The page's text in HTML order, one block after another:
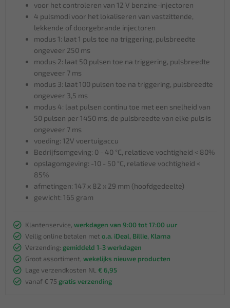
voor het controleren van 12 V benzine-injectoren
4 pulsmodi voor het lokaliseren van vastzittende,
lekkende of doorgebrande injectoren
modus 1: laat 1 puls toe na triggering, pulsbreedte
ongeveer 250 ms
modus 2: laat 50 pulsen toe na triggering, pulsbreedte
ongeveer 7 ms
modus 3: laat 100 pulsen toe na triggering, pulsbreedte
ongeveer 3,5 ms
modus 4: laat pulsen continu toe met een snelheid van
50 pulsen per 1450 ms, de pulsbreedte van elke puls is
ongeveer 7 ms
voeding: 12V voertuigaccu
Bedrijfsomgeving: 0 - 40 °C, relatieve vochtigheid < 80%
opslagomgeving: -10 - 50 °C, relatieve vochtigheid <
85%
afmetingen: 147 x 82 x 29 mm (hoofdgedeelte)
gewicht: 165 gram
Klantenservice, werkdagen van 9:00 tot 17:00 uur
Veilig online betalen met o.a. iDeal, Billie, Klarna
Verzending: gemiddeld 1-3 werkdagen
Groot assortiment, wekelijks nieuwe producten
Lage verzendkosten NL € 6,95
vanaf € 75 gratis verzending